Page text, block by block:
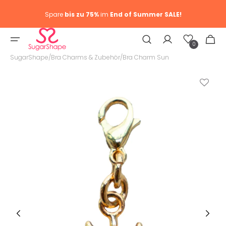
Sparebis zu 75%im End of Summer SALE!
Wunschliste
0 0
SugarShape/Bra Charms & Zubehör/Bra Charm Sun
Medien